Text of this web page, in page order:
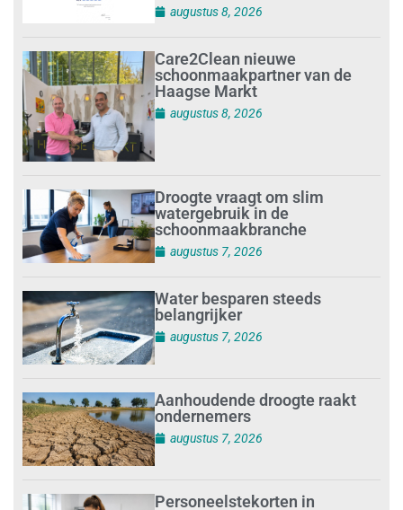
augustus 8, 2026
Care2Clean nieuwe
schoonmaakpartner van de
Haagse Markt
augustus 8, 2026
Droogte vraagt om slim
watergebruik in de
schoonmaakbranche
augustus 7, 2026
Water besparen steeds
belangrijker
augustus 7, 2026
Aanhoudende droogte raakt
ondernemers
augustus 7, 2026
Personeelstekorten in